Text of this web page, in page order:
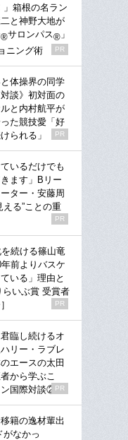
」箱根の名ラン
と神野大地が
®サロンパス® 」
ニング術
PR
と体操界の同学
談》初対面の
と内村航平が
た競技愛「好
られる」
PR
ているだけでも
ます」Bリー
ター・安藤周
える”ことの重
PR
続ける篠山竜
前よりバスケ
いる」理由と
らいぶ賞 受賞者
PR
臨し続けるオ
リー・ラブレ
エースの太田
から学ぶこ
ン国際対談②》
PR
移籍の逸材輩出
がなかっ